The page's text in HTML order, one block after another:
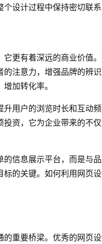
设计过程中保持密切联系
更有着深远的商业价值
注意力，增强品牌的辨
加转化率。
用户的浏览时长和互动
资，它为企业带来的不
信息展示平台，而是与
的关键。如何利用网页
重要桥梁。优秀的网页